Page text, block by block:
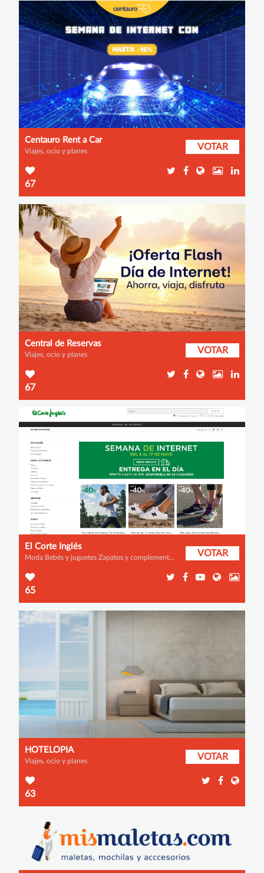
Centauro Rent a Car
Viajes, ocio y planes VOTAR
67
Central de Reservas
Viajes, ocio y planes VOTAR
67
El Corte Inglés
Moda Bebés y juguetes Zapatos y complementos Informática, Electrónica, Telefonía Alimentación Hogar y decoración Deportes y aire libre Libros, Papelería, Artes Música e instrumentos Perfumería y cosmética Fotografía y vídeo Consolas y Videojuegos Relojes y joyería Viajes, ocio y planes Banca, Seguros, Servicios Otros VOTAR
65
HOTELOPIA
Viajes, ocio y planes VOTAR
63